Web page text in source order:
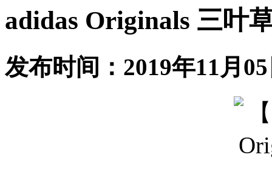
adidas Originals 三叶
发布时间：2019年11月